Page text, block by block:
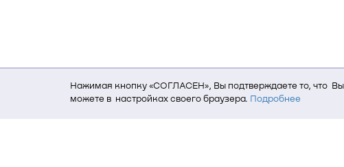
Нажимая кнопку «СОГЛАСЕН», Вы подтверждаете то, что
можете в настройках своего браузера. Подробнее